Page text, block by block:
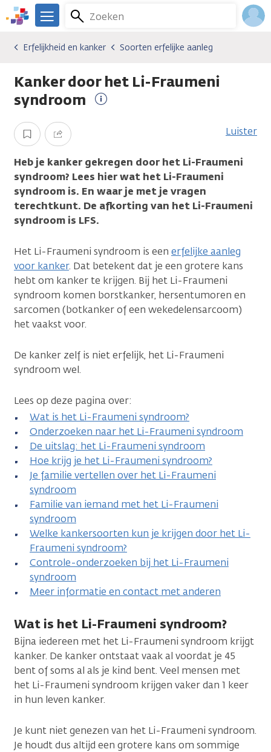
Overslaan
en
gaan
We
er
je.
Kanker.nl
Zoeken
Menu
Erfelijkheid en kanker
Erfelijkheid en kanker
Soorten erfelijke aanleg
Erfelijkheid en kanker Soorten erfelijke aanleg
Kanker door het Li-Fraumeni
syndroom
Opslaan Delen Luister
Heb je kanker gekregen door het Li-Fraumeni
syndroom? Lees hier wat het Li-Fraumeni
syndroom is. En waar je met je vragen
terechtkunt. De afkorting van het Li-Fraumeni
syndroom is LFS.
Het Li-Fraumeni syndroom is een erfelijke aanleg
voor kanker. Dat betekent dat je een grotere kans
hebt om kanker te krijgen. Bij het Li-Fraumeni
syndroom komen borstkanker, hersentumoren en
sarcomen (botkanker of een wekedelensarcoom)
het vaakst voor.
De kanker zelf is niet erfelijk, het Li-Fraumeni
syndroom wel.
Lees op deze pagina over:
Wat is het Li-Fraumeni syndroom?
Onderzoeken naar het Li-Fraumeni syndroom
De uitslag: het Li-Fraumeni syndroom
Hoe krijg je het Li-Fraumeni syndroom?
Je familie vertellen over het Li-Fraumeni
syndroom
Familie van iemand met het Li-Fraumeni
syndroom
Welke kankersoorten kun je krijgen door het Li-
Fraumeni syndroom?
Controle-onderzoeken bij het Li-Fraumeni
syndroom
Meer informatie en contact met anderen
Wat is het Li-Fraumeni syndroom?
Bijna iedereen met het Li-Fraumeni syndroom krijgt
kanker. De kanker ontstaat vaak al voordat je 45
bent of soms al als je kind bent. Veel mensen met
het Li-Fraumeni syndroom krijgen vaker dan 1 keer
in hun leven kanker.
Je kunt niet genezen van het Li-Fraumeni syndroom.
Je houdt dus altijd een grotere kans om sommige